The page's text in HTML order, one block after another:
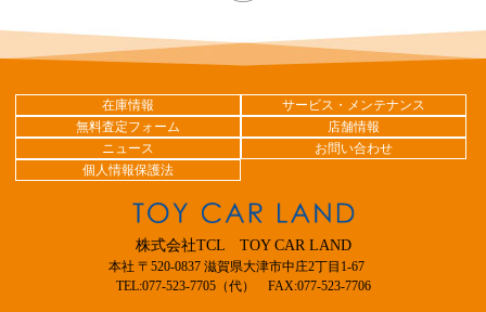
在庫情報
サービス・メンテナンス
無料査定フォーム
店舗情報
ニュース
お問い合わせ
個人情報保護法
株式会社TCL TOY CAR LAND
本社 〒520-0837 滋賀県大津市中庄2丁目1-67
TEL:077-523-7705（代） FAX:077-523-7706